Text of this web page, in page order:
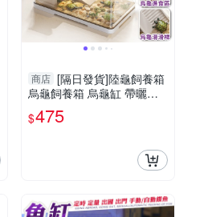
商店 [隔日發貨]陸龜飼養箱
烏龜飼養箱 烏龜缸 帶曬台
底部漏水方便換水 龜缸 烏
龜箱 養龜箱 烏龜飼養
$475